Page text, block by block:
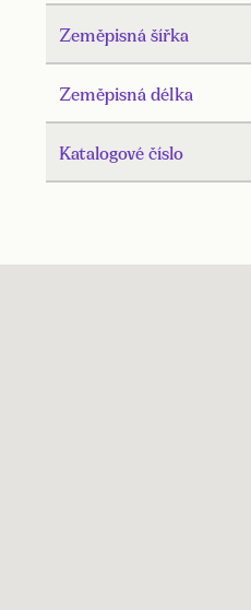
Zeměpisná šířka
Zeměpisná délka
Katalogové číslo